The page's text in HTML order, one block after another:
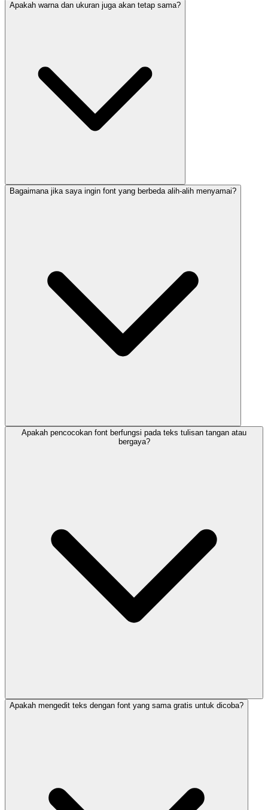
Apakah warna dan ukuran juga akan tetap sama?
Bagaimana jika saya ingin font yang berbeda alih-alih menyamai?
Apakah pencocokan font berfungsi pada teks tulisan tangan atau
bergaya?
Apakah mengedit teks dengan font yang sama gratis untuk dicoba?